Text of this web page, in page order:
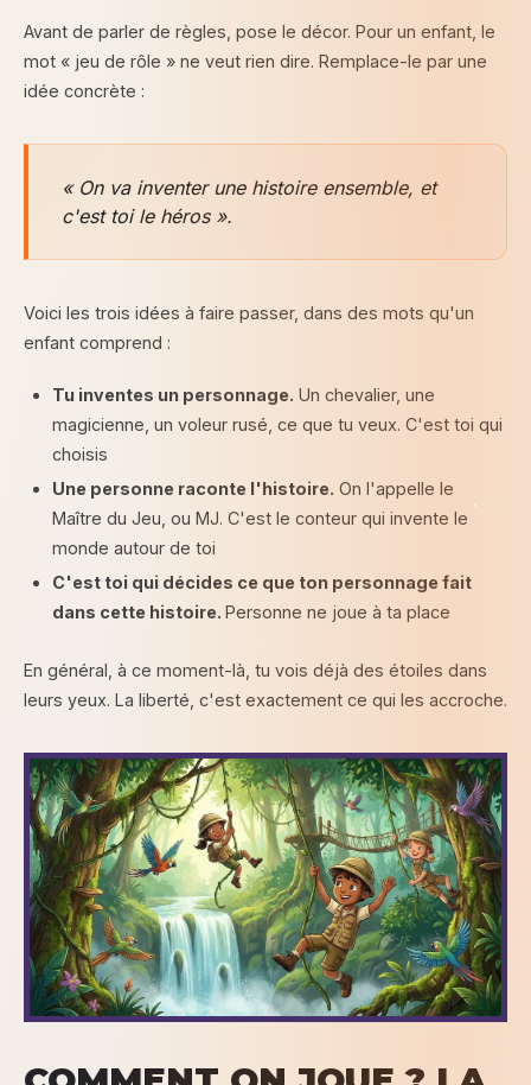
Avant de parler de règles, pose le décor. Pour un enfant, le
mot « jeu de rôle » ne veut rien dire. Remplace-le par une
idée concrète :
« On va inventer une histoire ensemble, et
c'est toi le héros ».
Voici les trois idées à faire passer, dans des mots qu'un
enfant comprend :
Tu inventes un personnage. Un chevalier, une
magicienne, un voleur rusé, ce que tu veux. C'est toi qui
choisis
Une personne raconte l'histoire. On l'appelle le
Maître du Jeu, ou MJ. C'est le conteur qui invente le
monde autour de toi
C'est toi qui décides ce que ton personnage fait
dans cette histoire. Personne ne joue à ta place
En général, à ce moment-là, tu vois déjà des étoiles dans
leurs yeux. La liberté, c'est exactement ce qui les accroche.